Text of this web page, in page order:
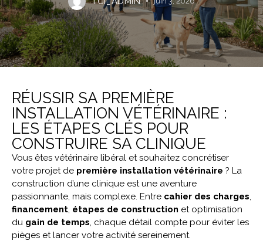
RÉUSSIR SA PREMIÈRE
INSTALLATION VÉTÉRINAIRE :
LES ÉTAPES CLÉS POUR
CONSTRUIRE SA CLINIQUE
Vous êtes vétérinaire libéral et souhaitez concrétiser
votre projet de première installation vétérinaire ? La
construction d’une clinique est une aventure
passionnante, mais complexe. Entre cahier des charges,
financement, étapes de construction et optimisation
du gain de temps, chaque détail compte pour éviter les
pièges et lancer votre activité sereinement.